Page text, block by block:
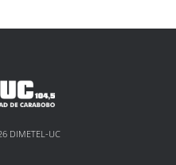
DIMETEL-UC